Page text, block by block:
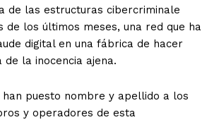
de las estructuras cibercriminale
de los últimos meses, una red que ha
digital en una fábrica de hacer
la inocencia ajena.
han puesto nombre y apellido a los
y operadores de esta